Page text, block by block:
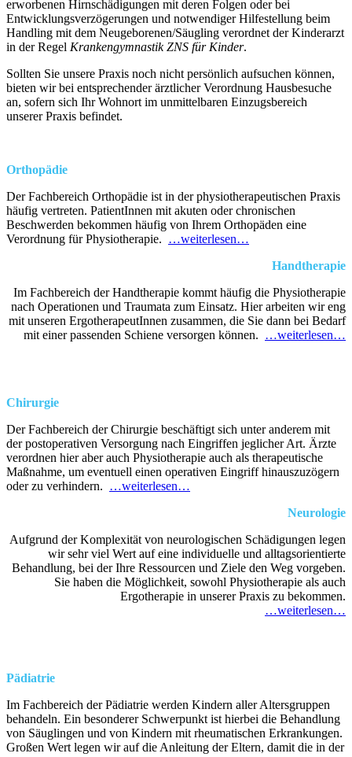
erworbenen Hirnschädigungen mit deren Folgen oder bei
Entwicklungsverzögerungen und notwendiger Hilfestellung beim
Handling mit dem Neugeborenen/Säugling verordnet der Kinderarzt
in der Regel Krankengymnastik ZNS für Kinder.
Sollten Sie unsere Praxis noch nicht persönlich aufsuchen können,
bieten wir bei entsprechender ärztlicher Verordnung Hausbesuche
an, sofern sich Ihr Wohnort im unmittelbaren Einzugsbereich
unserer Praxis befindet.
Orthopädie
Der Fachbereich Orthopädie ist in der physiotherapeutischen Praxis
häufig vertreten. PatientInnen mit akuten oder chronischen
Beschwerden bekommen häufig von Ihrem Orthopäden eine
Verordnung für Physiotherapie. …weiterlesen…
Handtherapie
Im Fachbereich der Handtherapie kommt häufig die Physiotherapie
nach Operationen und Traumata zum Einsatz. Hier arbeiten wir eng
mit unseren ErgotherapeutInnen zusammen, die Sie dann bei Bedarf
mit einer passenden Schiene versorgen können. …weiterlesen…
Chirurgie
Der Fachbereich der Chirurgie beschäftigt sich unter anderem mit
der postoperativen Versorgung nach Eingriffen jeglicher Art. Ärzte
verordnen hier aber auch Physiotherapie auch als therapeutische
Maßnahme, um eventuell einen operativen Eingriff hinauszuzögern
oder zu verhindern. …weiterlesen…
Neurologie
Aufgrund der Komplexität von neurologischen Schädigungen legen
wir sehr viel Wert auf eine individuelle und alltagsorientierte
Behandlung, bei der Ihre Ressourcen und Ziele den Weg vorgeben.
Sie haben die Möglichkeit, sowohl Physiotherapie als auch
Ergotherapie in unserer Praxis zu bekommen.
…weiterlesen…
Pädiatrie
Im Fachbereich der Pädiatrie werden Kindern aller Altersgruppen
behandeln. Ein besonderer Schwerpunkt ist hierbei die Behandlung
von Säuglingen und von Kindern mit rheumatischen Erkrankungen.
Großen Wert legen wir auf die Anleitung der Eltern, damit die in der